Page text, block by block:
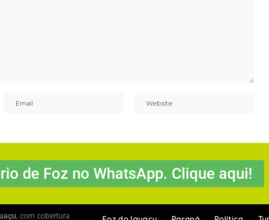
de Foz no WhatsApp. Clique aqui!
, com cobertura